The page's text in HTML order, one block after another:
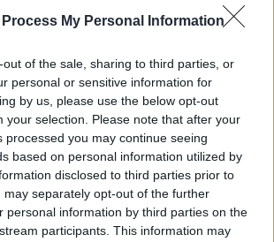
Process My Personal Information
out of the sale, sharing to third parties, or
personal or sensitive information for
by us, please use the below opt-out
your selection. Please note that after your
processed you may continue seeing
based on personal information utilized by
disclosed to third parties prior to
may separately opt-out of the further
personal information by third parties on the
participants. This information may